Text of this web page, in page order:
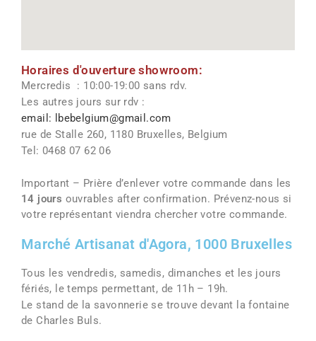
Horaires d'ouverture showroom:
Mercredis : 10:00-19:00 sans rdv.
Les autres jours sur rdv :
email: lbebelgium@gmail.com
rue de Stalle 260, 1180 Bruxelles, Belgium
Tel: 0468 07 62 06
Important – Prière d’enlever votre commande dans les
14 jours ouvrables after confirmation. Prévenz-nous si
votre représentant viendra chercher votre commande.
Marché Artisanat d'Agora, 1000 Bruxelles
Tous les vendredis, samedis, dimanches et les jours
fériés, le temps permettant, de 11h – 19h.
Le stand de la savonnerie se trouve devant la fontaine
de Charles Buls.